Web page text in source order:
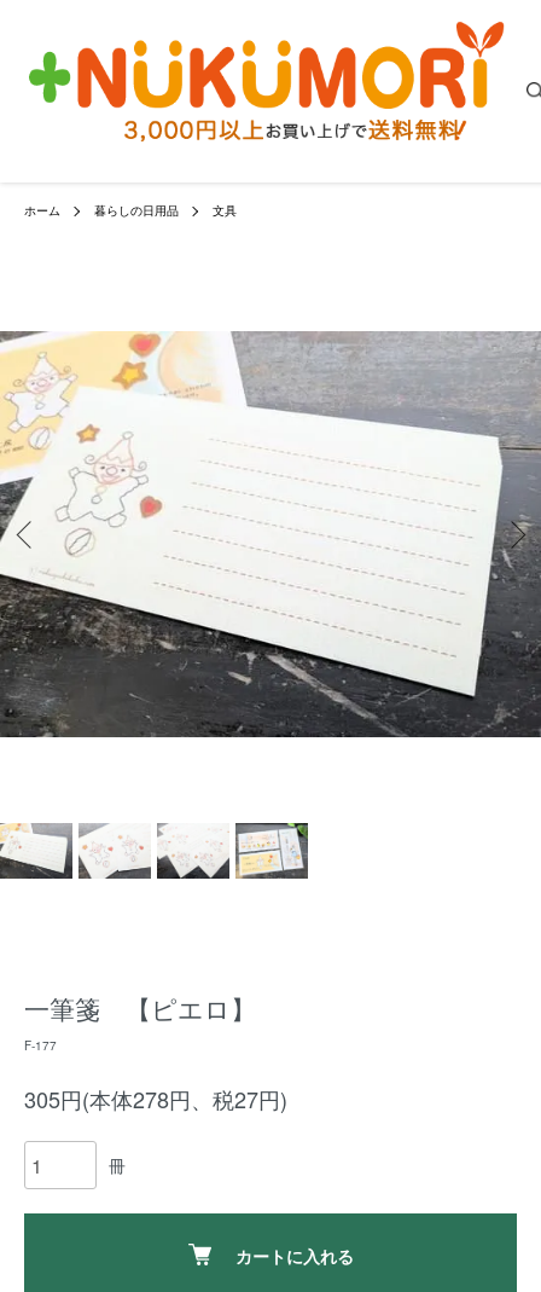
ホーム 暮らしの日用品 文具
一筆箋 【ピエロ】
F-177
305円(本体278円、税27円)
冊
カートに入れる